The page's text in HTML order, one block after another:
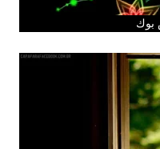
بوك